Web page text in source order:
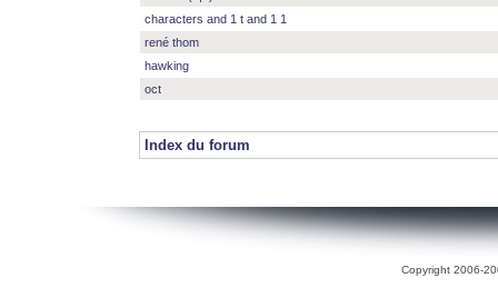
characters and 1 t and 1 1
rené thom
hawking
oct
Index du forum
Copyright 2006-